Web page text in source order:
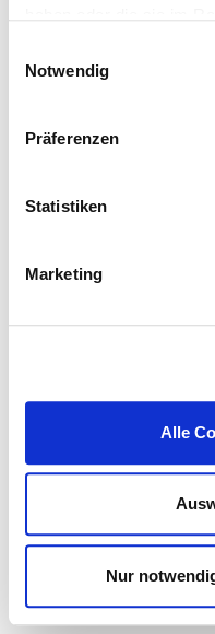
Notwendig
Präferenzen
Statistiken
Marketing
Alle
Nur
Allgemeines
Kooperation mit der
Kontakt
Datenschutz